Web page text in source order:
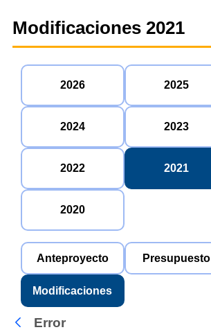
Modificaciones 2021
2026 2025
2024 2023
2022 2021
2020
Anteproyecto Presupuesto
Modificaciones
Error